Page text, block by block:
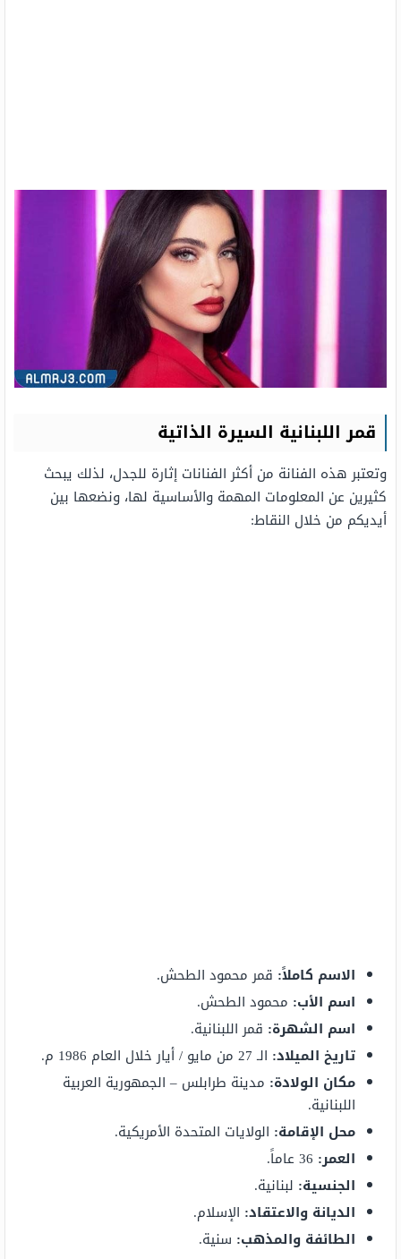
قمر اللبنانية السيرة الذاتية
وتعتبر هذه الفنانة من أكثر الفنانات إثارة للجدل، لذلك يبحث
كثيرين عن المعلومات المهمة والأساسية لها، ونضعها بين
أيديكم من خلال النقاط:
الاسم كاملاً: قمر محمود الطحش.
اسم الأب: محمود الطحش.
اسم الشهرة: قمر اللبنانية.
تاريخ الميلاد: الـ 27 من مايو / أيار خلال العام 1986 م.
مكان الولادة: مدينة طرابلس – الجمهورية العربية
اللبنانية.
محل الإقامة: الولايات المتحدة الأمريكية.
العمر:
الجنسية: لبنانية.
الديانة والاعتقاد: الإسلام.
الطائفة والمذهب: سنية.